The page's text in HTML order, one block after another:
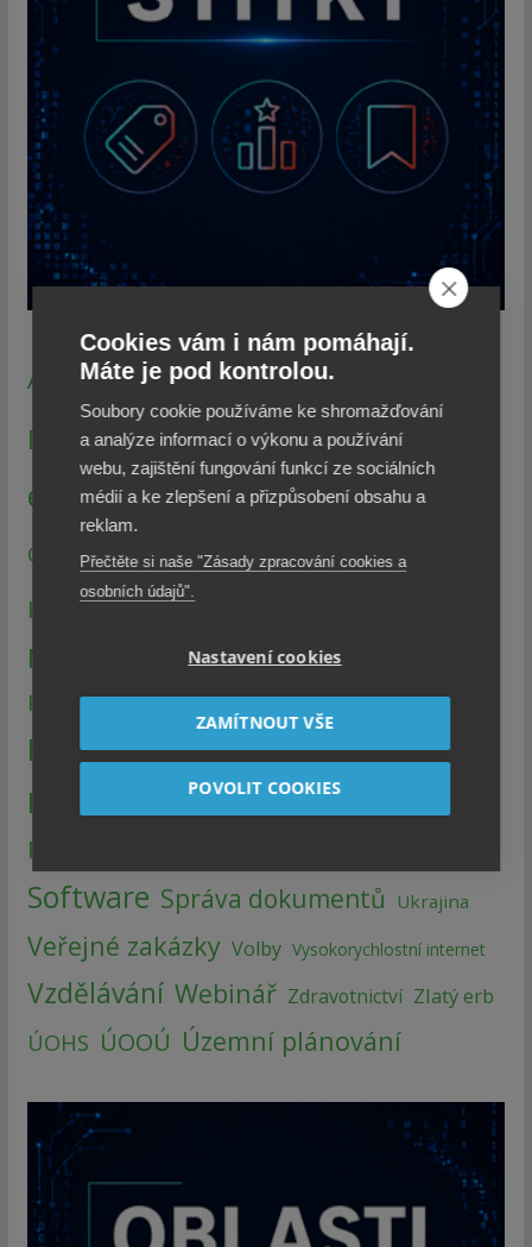
AI Bezpečnost CzechPOINT Datové schránky
DIA Digitalizace Dotace EGdílna
eGovernment ePodpis Finance
GIS ISSS Konference a semináře
KYBEZ Legislativa
NÚKIB Ostatní Otevřená data
Portál občana Portál veřejné správy
Projekty Příklady z praxe
Přístup k informacím Reforma
Reforma VS
Software Správa dokumentů Ukrajina
Veřejné zakázky Volby Vysokorychlostní internet
Vzdělávání Webinář Zdravotnictví Zlatý erb
ÚOHS ÚOOÚ Územní plánování
Cookies vám i nám pomáhají.
Máte je pod kontrolou.
Soubory cookie používáme ke shromažďování
a analýze informací o výkonu a používání
webu, zajištění fungování funkcí ze sociálních
médií a ke zlepšení a přizpůsobení obsahu a
reklam.
Přečtěte si naše "Zásady zpracování cookies a
osobních údajů".
Nastavení cookies
ZAMÍTNOUT VŠE
POVOLIT COOKIES